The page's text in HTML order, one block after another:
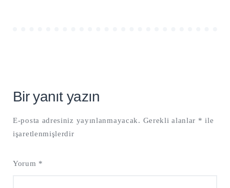
Bir yanıt yazın
E-posta adresiniz yayınlanmayacak. Gerekli alanlar * ile
işaretlenmişlerdir
Yorum *